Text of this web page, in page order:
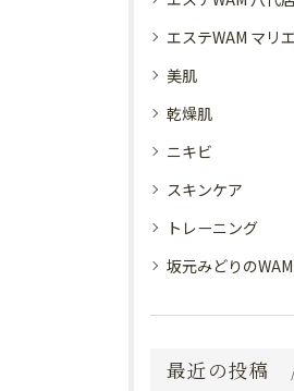
エステWAM マリ
美肌
乾燥肌
ニキビ
スキンケア
トレーニング
坂元みどりの
最近の投稿